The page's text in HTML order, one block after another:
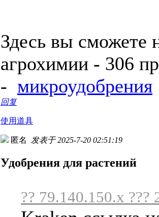
Здесь вы сможете
агрохимии - 306
- микроудобрения
回复
使用道具
匿名 发表于 2025-7-20 02:51:19
Удобрения для растений
?? 79.140.150.x ???